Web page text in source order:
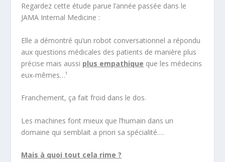
Regardez cette étude parue l’année passée dans le
JAMA Internal Medicine :
Elle a démontré qu’un robot conversationnel a répondu
aux questions médicales des patients de manière plus
précise mais aussi plus empathique que les médecins
eux-mêmes…¹
Franchement, ça fait froid dans le dos.
Les machines font mieux que l’humain dans un
domaine qui semblait a priori sa spécialité….
Mais à quoi tout cela rime ?